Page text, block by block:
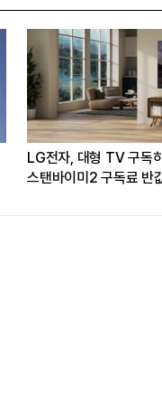
LG전자, 대형 TV 구독
스탠바이미2 구독료 반